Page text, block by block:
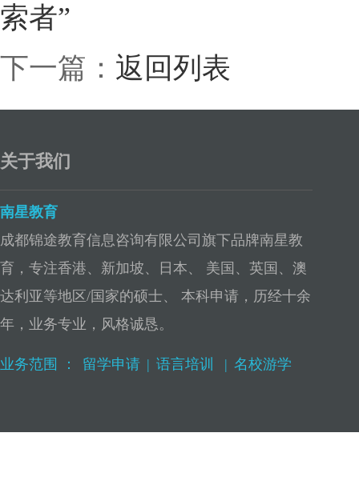
索者”
下一篇： 返回列表
关于我们
南星教育
成都锦途教育信息咨询有限公司旗下品牌南星教
育，专注香港、新加坡、日本、 美国、英国、澳
达利亚等地区/国家的硕士、 本科申请，历经十余
年，业务专业，风格诚恳。
业务范围 ： 留学申请 | 语言培训 | 名校游学